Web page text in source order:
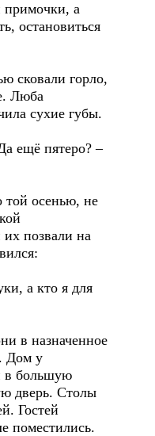
примочки, а
остановиться
сковали горло,
Люба
сухие губы.
ещё пятеро? –
той осенью, не
их позвали на
а кто я для
в назначенное
Дом у
в большую
дверь. Столы
Гостей
поместились.